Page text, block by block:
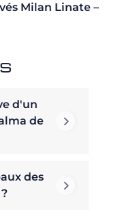
Milan Linate –
d'un
de
des